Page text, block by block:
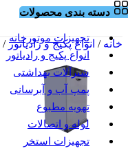
دسته بندی محصولات
تجهیزات موتورخانه
انواع پکیج و رادیاتور
شیرآلات بهداشتی
پمپ آب و آبرسانی
تهویه مطبوع
لوله و اتصالات
تجهیزات استخر
خانه/ انواع پکیج و رادیاتور/